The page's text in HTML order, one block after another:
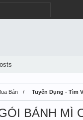
Bán Tuyển Dụng - Tìm
BÁNH MÌ